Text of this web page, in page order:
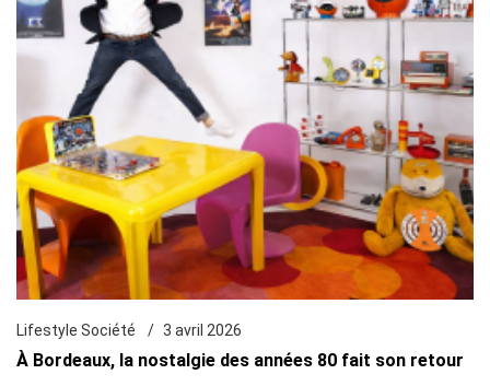
Lifestyle Société 3 avril 2026
À Bordeaux, la nostalgie des années 80 fait son retour